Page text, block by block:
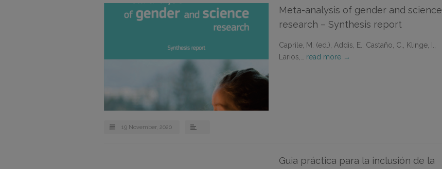
Meta-analysis of gender and science
research – Synthesis report
Caprile, M. (ed.), Addis, E., Castaño, C., Klinge, I.,
Larios,… read more →
19 November, 2020
Guia práctica para la inclusión de la